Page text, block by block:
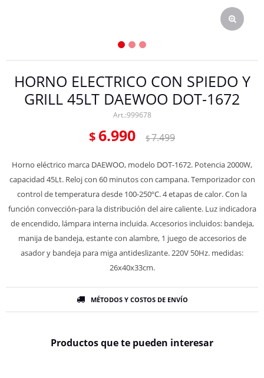
HORNO ELECTRICO CON SPIEDO Y
GRILL 45LT DAEWOO DOT-1672
999678
$6.990 $7.499
Horno eléctrico marca DAEWOO, modelo DOT-1672. Potencia 2000W,
capacidad 45Lt. Reloj con 60 minutos con campana. Temporizador con
control de temperatura desde 100-250ºC. 4 etapas de calor. Con la
función convección-para la distribución del aire caliente. Luz indicadora
de encendido, lámpara interna incluida. Accesorios incluidos: bandeja,
manija de bandeja, estante con alambre, 1 juego de accesorios de
asador y bandeja para miga antideslizante. 220V 50Hz. medidas:
26x40x33cm.
MÉTODOS Y COSTOS DE ENVÍO
Productos que te pueden interesar